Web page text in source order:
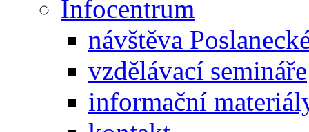
Infocentrum
návštěva
vzdělávací semináře
informační